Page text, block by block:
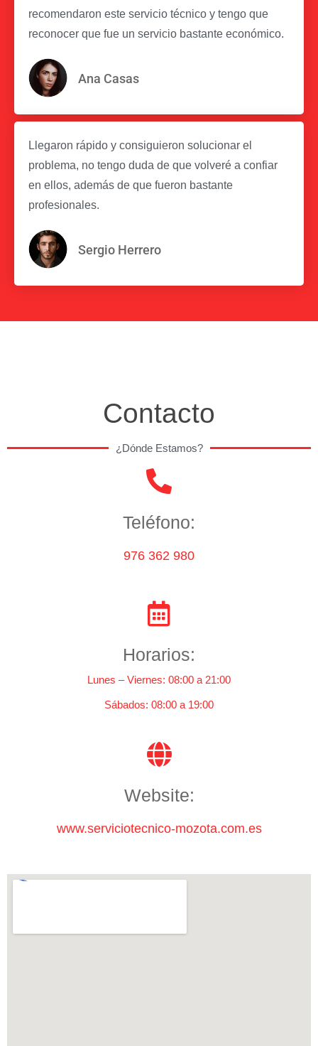
recomendaron este servicio técnico y tengo que
reconocer que fue un servicio bastante económico.
Ana Casas
Llegaron rápido y consiguieron solucionar el
problema, no tengo duda de que volveré a confiar
en ellos, además de que fueron bastante
profesionales.
Sergio Herrero
Contacto
¿Dónde Estamos?
Teléfono:
976 362 980
Horarios:
Lunes – Viernes: 08:00 a 21:00
Sábados: 08:00 a 19:00
Website:
www.serviciotecnico-mozota.com.es